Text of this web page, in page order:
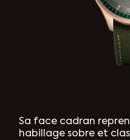
Sa face cadran
habillage sobre et